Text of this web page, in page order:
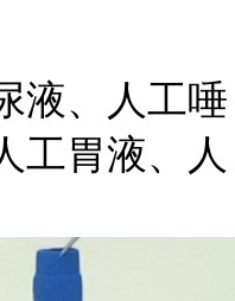
液、人工唾
工胃液、人